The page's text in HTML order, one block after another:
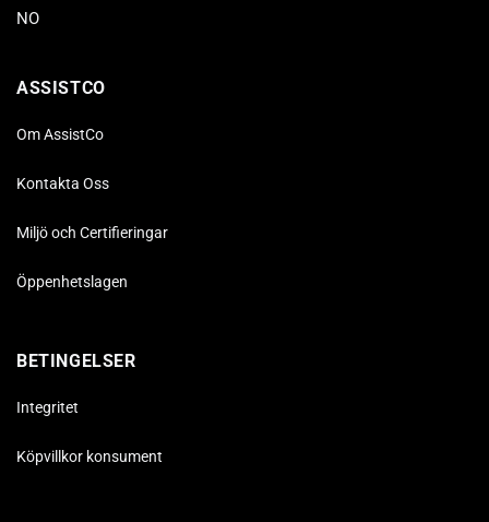
NO
ASSISTCO
Om AssistCo
Kontakta Oss
Miljö och Certifieringar
Öppenhetslagen
BETINGELSER
Integritet
Köpvillkor konsument